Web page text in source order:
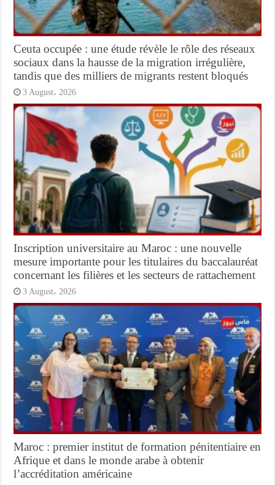
Ceuta occupée : une étude révèle le rôle des réseaux
sociaux dans la hausse de la migration irrégulière,
tandis que des milliers de migrants restent bloqués
3 August، 2026
Inscription universitaire au Maroc : une nouvelle
mesure importante pour les titulaires du baccalauréat
concernant les filières et les secteurs de rattachement
3 August، 2026
Maroc : premier institut de formation pénitentiaire en
Afrique et dans le monde arabe à obtenir
l’accréditation américaine